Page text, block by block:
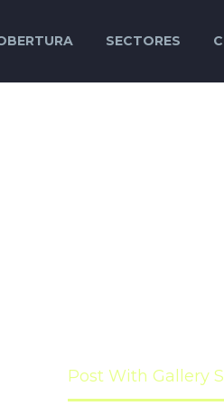
SECTORES
Post With Gallery